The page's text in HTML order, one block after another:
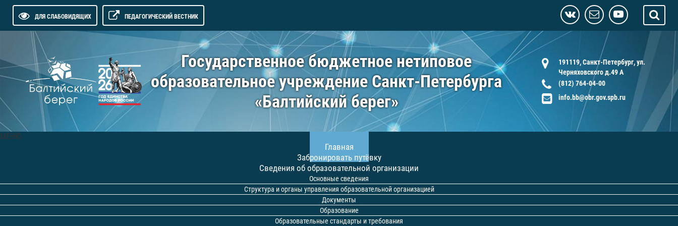
ДЛЯ СЛАБОВИДЯЩИХ ПЕДАГОГИЧЕСКИЙ ВЕСТНИК
Государственное бюджетное нетиповое
образовательное учреждение Санкт-Петербурга
«Балтийский берег»
191119, Санкт-Петербург, ул.
Черняховского д.49 А
(812) 764-04-00
info.bb@obr.gov.spb.ru
МЕНЮ
Главная
Забронировать путёвку
Сведения об образовательной организации
Основные сведения
Структура и органы управления образовательной организацией
Документы
Образование
Образовательные стандарты и требования